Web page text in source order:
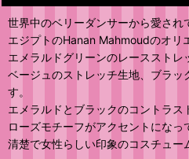
世界中のベリーダンサーから愛され
エジプトのHanan Mahmoudのオリ
エメラルドグリーンのレースストレ
ベージュのストレッチ生地、ブラッ
す。
エメラルドとブラックのコントラス
ローズモチーフがアクセントになっ
清楚で女性らしい印象のコスチュー